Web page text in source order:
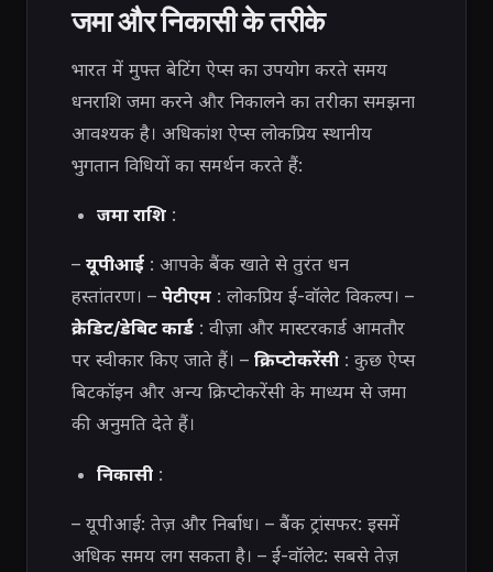
जमा और निकासी के तरीके
भारत में मुफ्त बेटिंग ऐप्स का उपयोग करते समय
धनराशि जमा करने और निकालने का तरीका समझना
आवश्यक है। अधिकांश ऐप्स लोकप्रिय स्थानीय
भुगतान विधियों का समर्थन करते हैं:
जमा राशि:
– यूपीआई : आपके बैंक खाते से तुरंत धन
हस्तांतरण। – पेटीएम : लोकप्रिय ई-वॉलेट विकल्प। –
क्रेडिट/डेबिट कार्ड : वीज़ा और मास्टरकार्ड आमतौर
पर स्वीकार किए जाते हैं। – क्रिप्टोकरेंसी : कुछ ऐप्स
बिटकॉइन और अन्य क्रिप्टोकरेंसी के माध्यम से जमा
की अनुमति देते हैं।
निकासी:
– यूपीआई: तेज़ और निर्बाध। – बैंक ट्रांसफर: इसमें
अधिक समय लग सकता है। – ई-वॉलेट: सबसे तेज़